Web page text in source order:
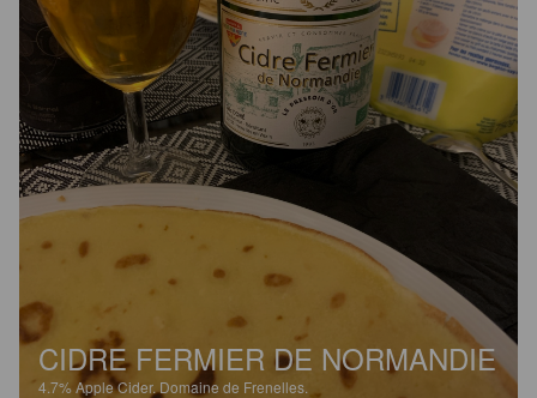
CIDRE FERMIER DE NORMANDIE
4.7%Apple Cider. Domaine de Frenelles.